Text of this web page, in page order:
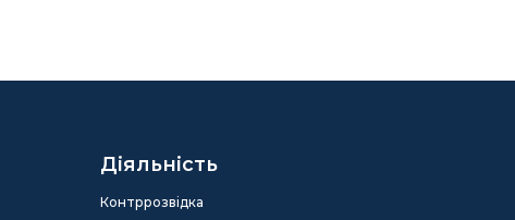
Діяльність
Контррозвідка